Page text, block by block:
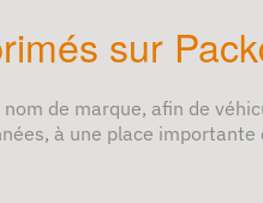
sur
de marque, afin de
à une place